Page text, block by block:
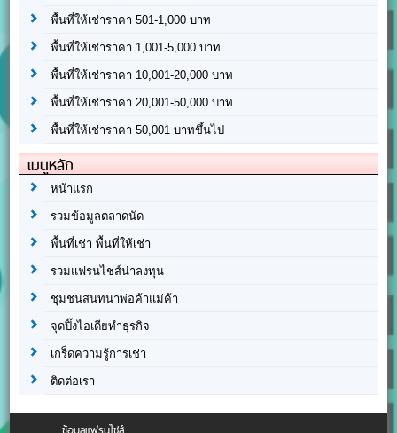
พื้นที่ให้เช่าราคา 501-1,000 บาท
พื้นที่ให้เช่าราคา 1,001-5,000 บาท
พื้นที่ให้เช่าราคา 10,001-20,000 บาท
พื้นที่ให้เช่าราคา 20,001-50,000 บาท
พื้นที่ให้เช่าราคา 50,001 บาทขึ้นไป
เมนูหลัก
หน้าแรก
รวมข้อมูลตลาดนัด
พื้นที่เช่า พื้นที่ให้เช่า
รวมแฟรนไชส์น่าลงทุน
ชุมชนสนทนาพ่อค้าแม่ค้า
จุดปิ๊งไอเดียทำธุรกิจ
เกร็ดความรู้การเช่า
ติดต่อเรา